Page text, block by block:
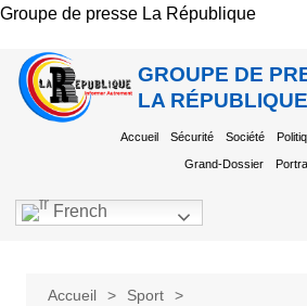
Groupe de presse La République
GROUPE DE
LA RÉPUBLIQUE
Accueil Sécurité Société
Grand-Dossier
French
Accueil
Sport